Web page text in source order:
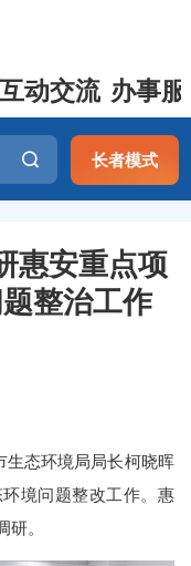
互动交流 办事
长者模式
惠安重点项
整治工作
生态环境局局长柯晓晖
境问题整改工作。惠
。